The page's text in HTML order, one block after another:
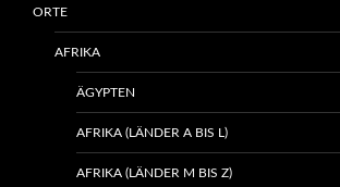
ORTE
AFRIKA
ÄGYPTEN
AFRIKA (LÄNDER A BIS L)
AFRIKA (LÄNDER M BIS Z)